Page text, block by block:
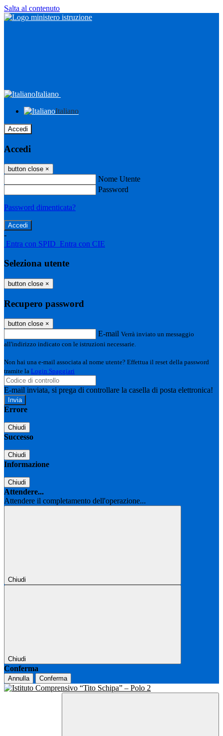
Salta al contenuto
Italiano
Italiano
Accedi
Accedi
button close ×
Nome Utente
Password
Password dimenticata?
-
Entra con SPID Entra con CIE
Seleziona utente
button close ×
Recupero password
button close ×
E-mail Verrà inviato un messaggio
all'indirizzo indicato con le istruzioni necessarie.
Non hai una e-mail associata al nome utente? Effettua il reset della password
tramite la Login Spaggiari
E-mail inviata, si prega di controllare la casella di posta elettronica!
Errore
Chiudi
Successo
Chiudi
Informazione
Chiudi
Attendere...
Attendere il completamento dell'operazione...
Chiudi
Chiudi
Conferma
Annulla Conferma